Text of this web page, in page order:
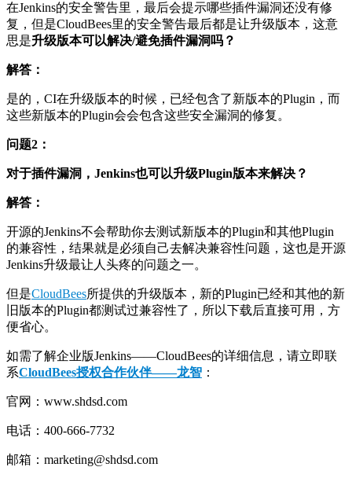
在Jenkins的安全警告里，最后会提示哪些插件漏洞还没有修
复，但是CloudBees里的安全警告最后都是让升级版本，这意
思是升级版本可以解决/避免插件漏洞吗？
解答：
是的，CI在升级版本的时候，已经包含了新版本的Plugin，而
这些新版本的Plugin会会包含这些安全漏洞的修复。
问题2：
对于插件漏洞， Jenkins也可以升级Plugin版本来解决？
解答：
开源的Jenkins不会帮助你去测试新版本的Plugin和其他Plugin
的兼容性，结果就是必须自己去解决兼容性问题，这也是开源
Jenkins升级最让人头疼的问题之一。
但是CloudBees所提供的升级版本，新的Plugin已经和其他的新
旧版本的Plugin都测试过兼容性了，所以下载后直接可用，方
便省心。
如需了解企业版Jenkins——CloudBees的详细信息，请立即联
系CloudBees授权合作伙伴——龙智 ：
官网：www.shdsd.com
电话：400-666-7732
邮箱：marketing@shdsd.com